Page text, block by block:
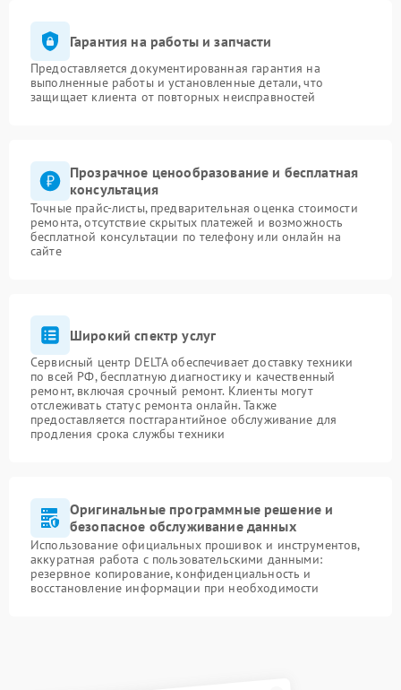
Гарантия на работы и запчасти
Предоставляется документированная гарантия на
выполненные работы и установленные детали, что
защищает клиента от повторных неисправностей
Прозрачное ценообразование и бесплатная
консультация
Точные прайс-листы, предварительная оценка стоимости
ремонта, отсутствие скрытых платежей и возможность
бесплатной консультации по телефону или онлайн на
сайте
Широкий спектр услуг
Сервисный центр DELTA обеспечивает доставку техники
по всей РФ, бесплатную диагностику и качественный
ремонт, включая срочный ремонт. Клиенты могут
отслеживать статус ремонта онлайн. Также
предоставляется постгарантийное обслуживание для
продления срока службы техники
Оригинальные программные решение и
безопасное обслуживание данных
Использование официальных прошивок и инструментов,
аккуратная работа с пользовательскими данными:
резервное копирование, конфиденциальность и
восстановление информации при необходимости